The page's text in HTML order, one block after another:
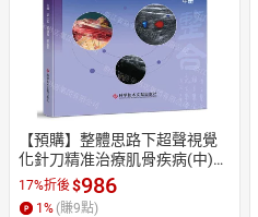
【預購】整體思路下超聲視覺
化針刀精准治療肌骨疾病(中)丨
天龍圖書簡體字專賣店丨97875
23531402 (tl2610)
17%折後$986
1% (賺9點)